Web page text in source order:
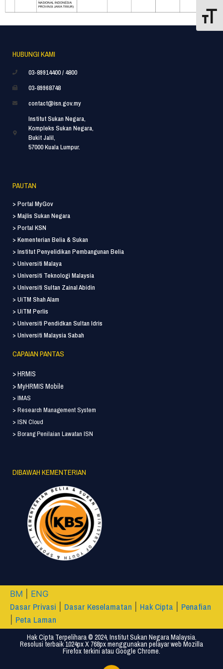
HUBUNGI KAMI
03-89914400 / 4800
03-89968748
contact@isn.gov.my
Institut Sukan Negara,
Kompleks Sukan Negara,
Bukit Jalil,
57000 Kuala Lumpur.
PAUTAN
> Portal MyGov
> Majlis Sukan Negara
> Portal KSN
> Kementerian Belia & Sukan
> Institut Penyelidikan Pembangunan Belia
> Universiti Malaya
> Universiti Teknologi Malaysia
> Universiti Sultan Zainal Abidin
> UiTM Shah Alam
> UiTM Perlis
> Universiti Pendidkan Sultan Idris
> Universiti Malaysia Sabah
CAPAIAN PANTAS
> HRMIS
> MyHRMIS Mobile
> IMAS
> Research Management System
> ISN Cloud
> Borang Penilaian Lawatan ISN
DIBAWAH KEMENTERIAN
BM ENG
Dasar Privasi Dasar Keselamatan Hak Cipta Penafian
Peta Laman
Hak Cipta Terpelihara © 2024, Institut Sukan Negara Malaysia.
Resolusi terbaik 1024px X 768px menggunakan pelayar web Mozilla
Firefox terkini atau Google Chrome.